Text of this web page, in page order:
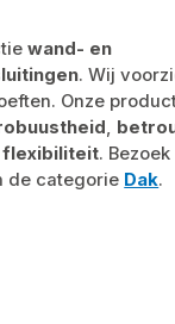
wand- en
. Wij
Onze
,
flexibiliteit.
de categorie Dak.